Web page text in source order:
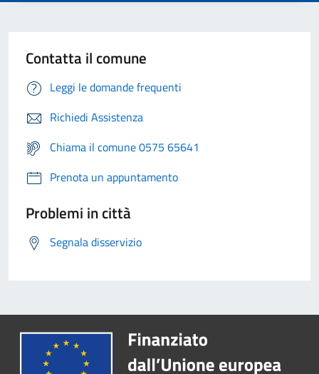
Contatta il comune
Leggi le domande frequenti
Richiedi Assistenza
Chiama il comune 0575 65641
Prenota un appuntamento
Problemi in città
Segnala disservizio